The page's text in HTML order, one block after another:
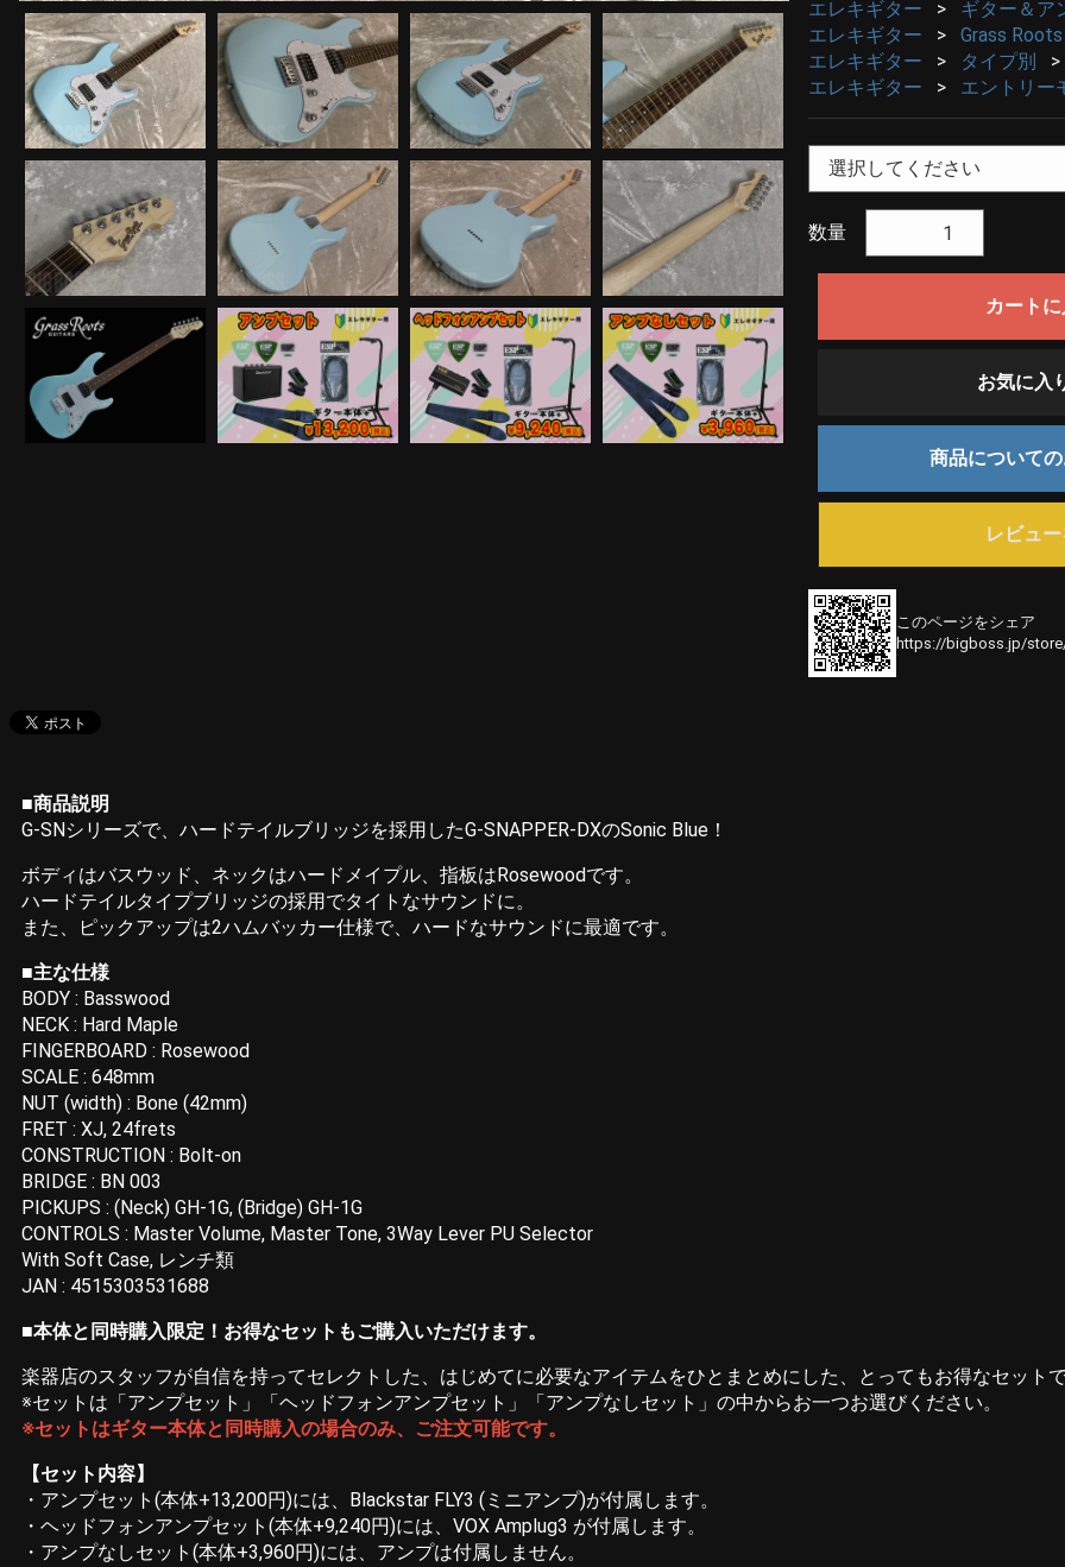
エレキギター
ギター＆ア
エレキギター
Grass
エレキギター
タイプ別
エレキギター
エントリー
数量
カート
お気に入
商品について
レビュ
このページをシェア
https://bigboss.jp/
■商品説明
G-SNシリーズで、ハードテイルブリッジを採用したG-SNAPPER-DXのSonic Blue！
ボディはバスウッド、ネックはハードメイプル、指板はRosewoodです。
ハードテイルタイプブリッジの採用でタイトなサウンドに。
また、ピックアップは2ハムバッカー仕様で、ハードなサウンドに最適です。
■主な仕様
BODY : Basswood
NECK : Hard Maple
FINGERBOARD : Rosewood
SCALE : 648mm
NUT (width) : Bone (42mm)
FRET : XJ, 24frets
CONSTRUCTION : Bolt-on
BRIDGE : BN 003
PICKUPS : (Neck) GH-1G, (Bridge) GH-1G
CONTROLS : Master Volume, Master Tone, 3Way Lever PU Selector
With Soft Case, レンチ類
JAN : 4515303531688
■本体と同時購入限定！お得なセットもご購入いただけます。
楽器店のスタッフが自信を持ってセレクトした、はじめてに必要なアイテムをひとまとめにした、とってもお得なセット
※セットは「アンプセット」「ヘッドフォンアンプセット」「アンプなしセット」の中からお一つお選びください。
※セットはギター本体と同時購入の場合のみ、ご注文可能です。
【セット内容】
・アンプセット(本体+13,200円)には、Blackstar FLY3 (ミニアンプ)が付属します。
・ヘッドフォンアンプセット(本体+9,240円)には、VOX Amplug3 が付属します。
・アンプなしセット(本体+3,960円)には、アンプは付属しません。